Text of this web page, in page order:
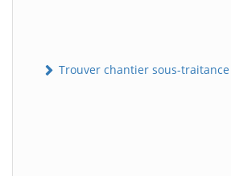
Trouver chantier sous-